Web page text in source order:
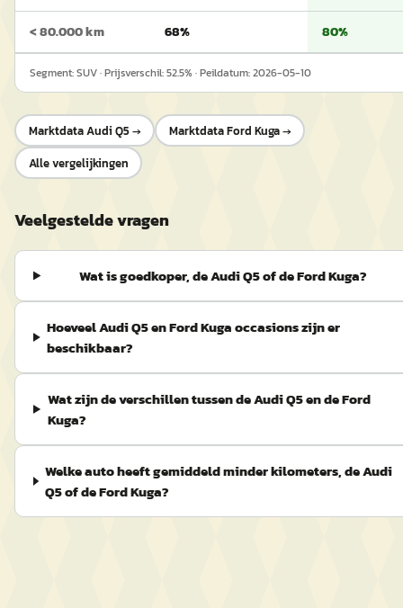
< 80.000 km 68% 80%
Segment:SUV· Prijsverschil:52.5% · Peildatum:2026-05-10
MarktdataAudi Q5→ MarktdataFord Kuga→
Alle vergelijkingen
Veelgestelde vragen
Wat is goedkoper, de Audi Q5 of de Ford Kuga?
Hoeveel Audi Q5 en Ford Kuga occasions zijn er
beschikbaar?
Wat zijn de verschillen tussen de Audi Q5 en de Ford
Kuga?
Welke auto heeft gemiddeld minder kilometers, de Audi
Q5 of de Ford Kuga?